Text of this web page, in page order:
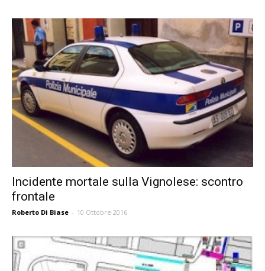
Incidente mortale sulla Vignolese: scontro
frontale
Roberto Di Biase - 10 Ottobre 2016